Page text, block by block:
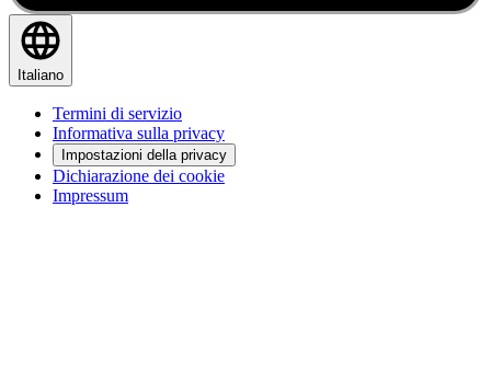
Italiano
Termini di servizio
Informativa sulla privacy
Impostazioni della privacy
Dichiarazione dei cookie
Impressum